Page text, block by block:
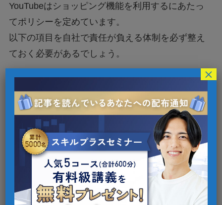
YouTubeはショッピング機能を利用するにあたっ
てポリシーを定めています。
以下の項目を自社で責任が負える体制を必ず整え
ておく必要があるでしょう。
倉庫管理
注文処理
払い戻し
カスタマーサービス
在庫管理
クリエイターへの支払い
×